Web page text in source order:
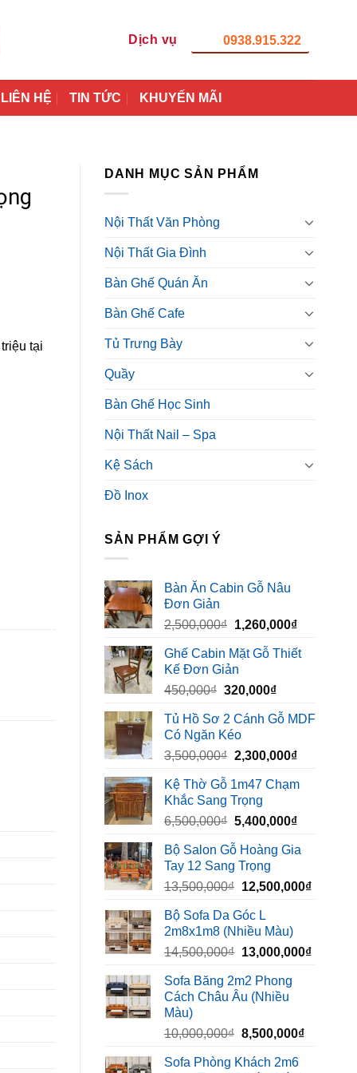
Dịch vụ 0938.915.322
LIÊN HỆ TIN TỨC KHUYẾN MÃI
DANH MỤC SẢN PHẨM
Nội Thất Văn Phòng
Nội Thất Gia Đình
Bàn Ghế Quán Ăn
Bàn Ghế Cafe
Tủ Trưng Bày
Quầy
Bàn Ghế Học Sinh
Nội Thất Nail – Spa
Kệ Sách
Đồ Inox
SẢN PHẨM GỢI Ý
Bàn Ăn Cabin Gỗ Nâu
Đơn Giản
2,500,000₫ Giá
là:
2,500,000₫.
1,260,000₫Giá
tại
Ghế Cabin Mặt Gỗ Thiết
Kế Đơn Giản
450,000₫ Giá
là:
450,000₫.
320,000₫Giá
tại
320,000₫.
Tủ Hồ Sơ 2 Cánh Gỗ MDF
Có Ngăn Kéo
3,500,000₫ Giá
là:
3,500,000₫.
2,300,000₫Giá
tại
Kệ Thờ Gỗ 1m47 Chạm
Khắc Sang Trọng
6,500,000₫ Giá
là:
6,500,000₫.
5,400,000₫Giá
tại
Bộ Salon Gỗ Hoàng Gia
Tay 12 Sang Trọng
13,500,000₫ Giá
là:
13,500,000₫.
12,500,000₫Giá
Bộ Sofa Da Góc L
2m8x1m8 (Nhiều Màu)
14,500,000₫ Giá
là:
14,500,000₫.
13,000,000₫Giá
Sofa Băng 2m2 Phong
Cách Châu Âu (Nhiều
Màu)
10,000,000₫ Giá
là:
8,500,000₫Giá
Sofa Phòng Khách 2m6
tại